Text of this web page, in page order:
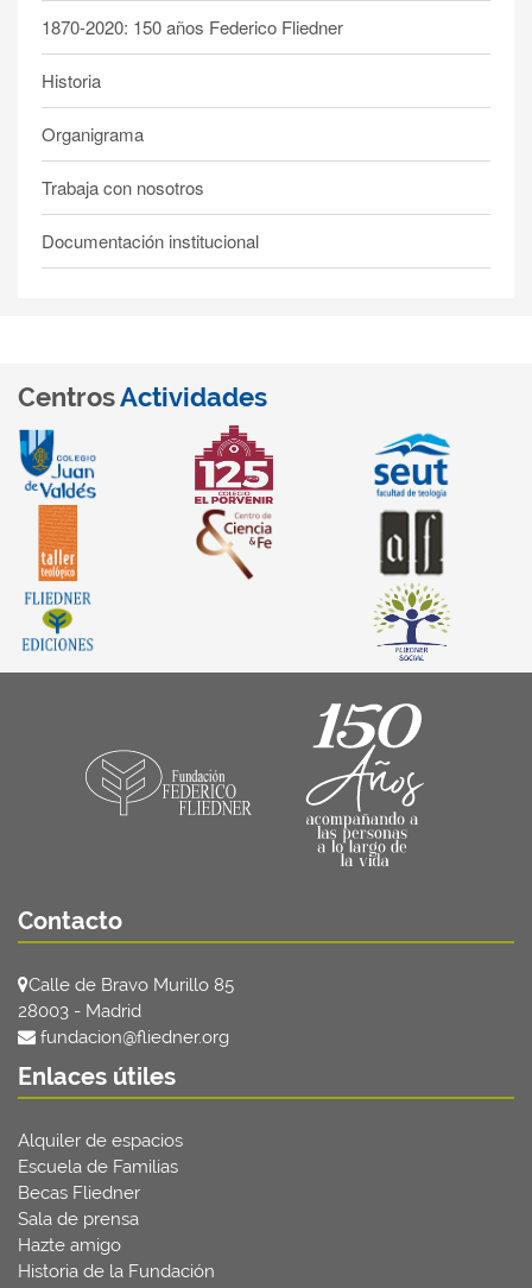
1870-2020: 150 años Federico Fliedner
Historia
Organigrama
Trabaja con nosotros
Documentación institucional
CentrosActividades
Contacto
Calle de Bravo Murillo 85
28003 - Madrid
fundacion@fliedner.org
Enlaces útiles
Alquiler de espacios
Escuela de Familias
Becas Fliedner
Sala de prensa
Hazte amigo
Historia de la Fundación